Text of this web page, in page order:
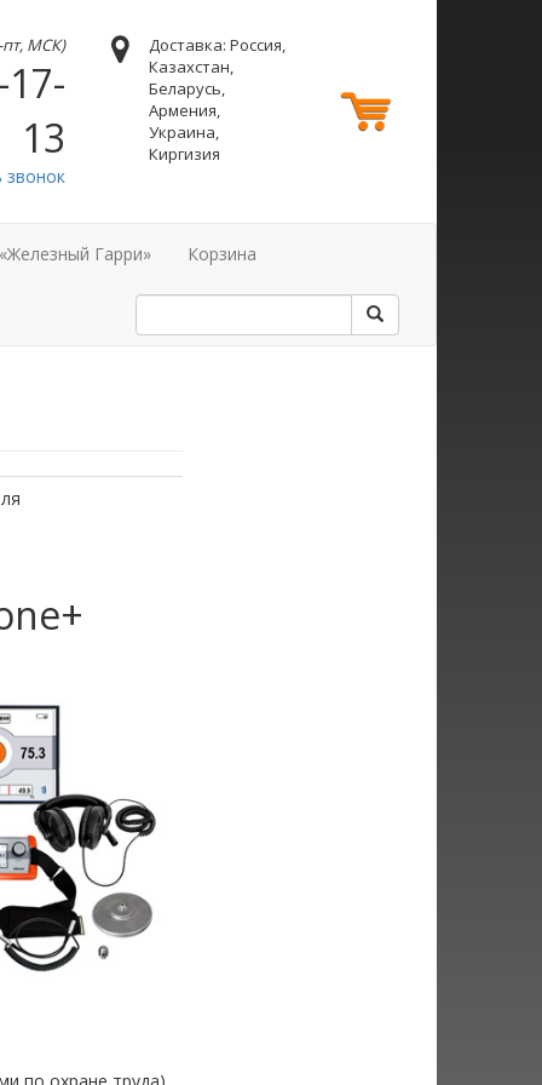
пт, МСК)
13
звонок
Доставка: Россия,
Казахстан,
Беларусь,
Армения,
Украина,
Киргизия
Гарри» Корзина